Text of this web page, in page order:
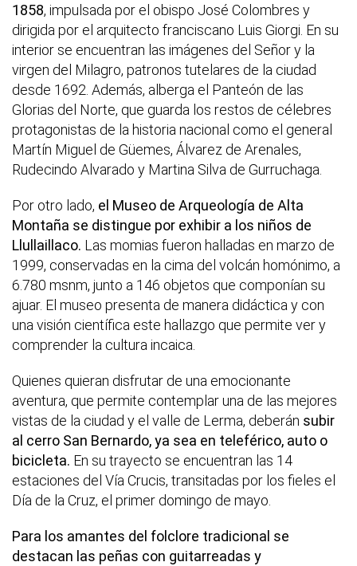
1858, impulsada por el obispo José Colombres y
dirigida por el arquitecto franciscano Luis Giorgi. En su
interior se encuentran las imágenes del Señor y la
virgen del Milagro, patronos tutelares de la ciudad
desde 1692. Además, alberga el Panteón de las
Glorias del Norte, que guarda los restos de célebres
protagonistas de la historia nacional como el general
Martín Miguel de Güemes, Álvarez de Arenales,
Rudecindo Alvarado y Martina Silva de Gurruchaga.
Por otro lado, el Museo de Arqueología de Alta
Montaña se distingue por exhibir a los niños de
Llullaillaco. Las momias fueron halladas en marzo de
1999, conservadas en la cima del volcán homónimo, a
6.780 msnm, junto a 146 objetos que componían su
ajuar. El museo presenta de manera didáctica y con
una visión científica este hallazgo que permite ver y
comprender la cultura incaica.
Quienes quieran disfrutar de una emocionante
aventura, que permite contemplar una de las mejores
vistas de la ciudad y el valle de Lerma, deberán subir
al cerro San Bernardo, ya sea en teleférico, auto o
bicicleta. En su trayecto se encuentran las 14
estaciones del Vía Crucis, transitadas por los fieles el
Día de la Cruz, el primer domingo de mayo.
Para los amantes del folclore tradicional se
destacan las peñas con guitarreadas y